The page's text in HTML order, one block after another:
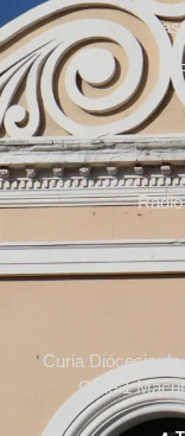
Curia Diócesis de
Calle 1